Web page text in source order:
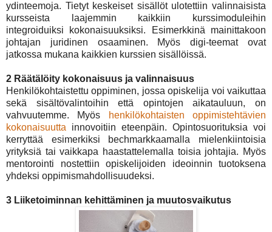
ydinteemoja. Tietyt keskeiset sisällöt ulotettiin valinnaisista
kursseista laajemmin kaikkiin kurssimoduleihin
integroiduiksi kokonaisuuksiksi. Esimerkkinä mainittakoon
johtajan juridinen osaaminen. Myös digi-teemat ovat
jatkossa mukana kaikkien kurssien sisällöissä.
2 Räätälöity kokonaisuus ja valinnaisuus
Henkilökohtaistettu oppiminen, jossa opiskelija voi vaikuttaa
sekä sisältövalintoihin että opintojen aikatauluun, on
vahvuutemme. Myös
henkilökohtaisten oppimistehtävien
kokonaisuutta innovoitiin eteenpäin. Opintosuorituksia voi
kerryttää esimerkiksi bechmarkkaamalla mielenkiintoisia
yrityksiä tai vaikkapa haastattelemalla toisia johtajia. Myös
mentorointi nostettiin opiskelijoiden ideoinnin tuotoksena
yhdeksi oppimismahdollisuudeksi.
3 Liiketoiminnan kehittäminen ja muutosvaikutus